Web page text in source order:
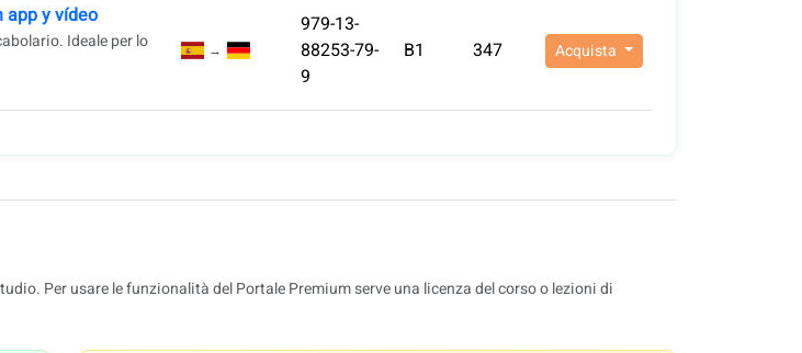
app y vídeo
Ideale per lo
→
979-13-
88253-79-
9
B1 347 Acquista
Per usare le funzionalità del Portale Premium serve una licenza del corso o lezioni di